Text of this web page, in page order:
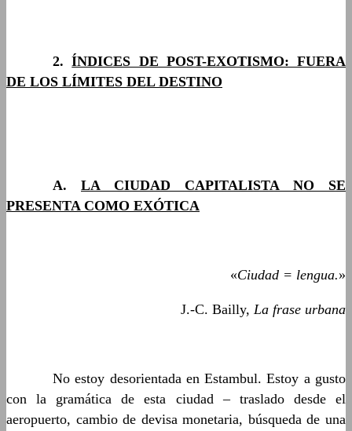
2.ÍNDICES DE POST-EXOTISMO: FUERA
DE LOS LÍMITES DEL DESTINO
A. LA CIUDAD CAPITALISTA NO SE
PRESENTA COMO EXÓTICA
«Ciudad = lengua.»
J.-C. Bailly, La frase urbana
No estoy desorientada en Estambul. Estoy a gusto
con la gramática de esta ciudad – traslado desde el
aeropuerto, cambio de devisa monetaria, búsqueda de una